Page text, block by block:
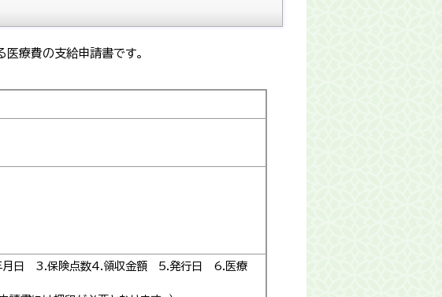
医療費の支給申請書です。
年月日 3.保険点数4.領収金額 5.発行日 6.医療